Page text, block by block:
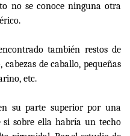
no se conoce ninguna otra
también restos de
de caballo, pequeñas
etc.
su parte superior por una
si sobre ella habría un techo